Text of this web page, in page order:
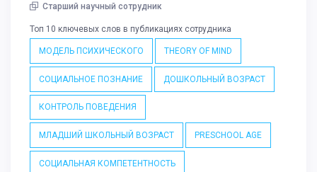
Старший научный сотрудник
Топ 10 ключевых слов в публикациях сотрудника
МОДЕЛЬ ПСИХИЧЕСКОГО THEORY OF MIND
СОЦИАЛЬНОЕ ПОЗНАНИЕ ДОШКОЛЬНЫЙ ВОЗРАСТ
КОНТРОЛЬ ПОВЕДЕНИЯ
МЛАДШИЙ ШКОЛЬНЫЙ ВОЗРАСТ PRESCHOOL AGE
СОЦИАЛЬНАЯ КОМПЕТЕНТНОСТЬ